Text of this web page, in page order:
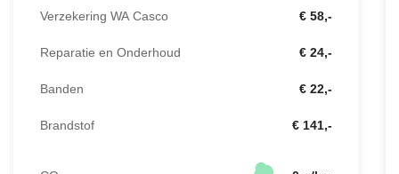
Verzekering WA Casco € 58,-
Reparatie en Onderhoud € 24,-
Banden € 22,-
Brandstof € 141,-